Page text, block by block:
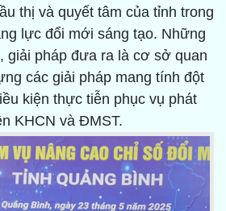
thị và quyết tâm của tỉnh trong
lực đổi mới sáng tạo. Những
giải pháp đưa ra là cơ sở quan
các giải pháp mang tính đột
kiện thực tiễn phục vụ phát
KHCN và ĐMST.